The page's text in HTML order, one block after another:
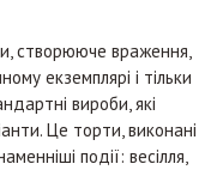
створююче враження,
екземплярі і тільки
вироби, які
Це торти, виконані
події: весілля,